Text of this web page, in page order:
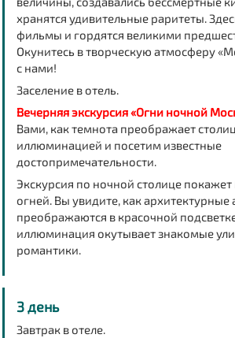
хранятся удивительные раритеты.
фильмы и гордятся великими
Окунитесь в творческую атмосферу
с нами!
Заселение в отель.
Вечерняя экскурсия «Огни ночной
Вами, как темнота преображает
иллюминацией и посетим известные
достопримечательности.
Экскурсия по ночной столице покажет
огней. Вы увидите, как архитектурные
преображаются в красочной
иллюминация окутывает знакомые
романтики.
3 день
Завтрак в отеле.